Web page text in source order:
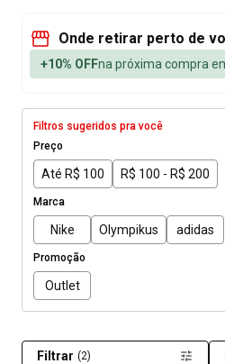
Onde retirar perto de
+10% OFFna próxima compra
Filtros sugeridos pra você
Preço
Até R$ 100 R$ 100 - R$ 200
Marca
Nike Olympikus adidas
Promoção
Outlet
Filtrar (2)